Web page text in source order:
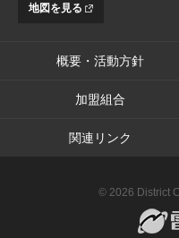
地図を見る
概要・活動方針
加盟組合
関連リンク
© 2026 District